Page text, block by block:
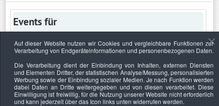
Events für
Keine Termine
Auf dieser Website nutzen wir Cookies und vergleichbare Funktionen zur
Verarbeitung von Endgeräteinformationen und personenbezogenen Daten.
Die Verarbeitung dient der Einbindung von Inhalten, externen Diensten
und Elementen Dritter, der statistischen Analyse/Messung, personalisierten
Werbung sowie der Einbindung sozialer Medien. Je nach Funktion werden
dabei Daten an Dritte weitergegeben und von diesen verarbeitet. Diese
Einwilligung ist freiwillig, für die Nutzung unserer Website nicht erforderlich
und kann jederzeit über das Icon links unten widerrufen werden.